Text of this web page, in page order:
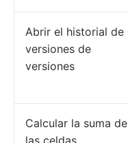
Abrir el historial de
versiones de
versiones
Calcular la suma de